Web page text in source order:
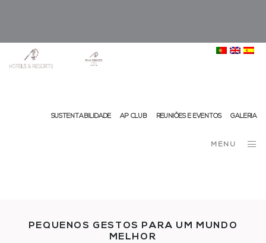
info@ap-hotelsresorts.com
+351 289 540 100 Chamada para Rede Fixa Nacional
SUSTENTABILIDADE AP CLUB REUNIÕES E EVENTOS GALERIA
MENU
PEQUENOS GESTOS PARA UM MUNDO
MELHOR